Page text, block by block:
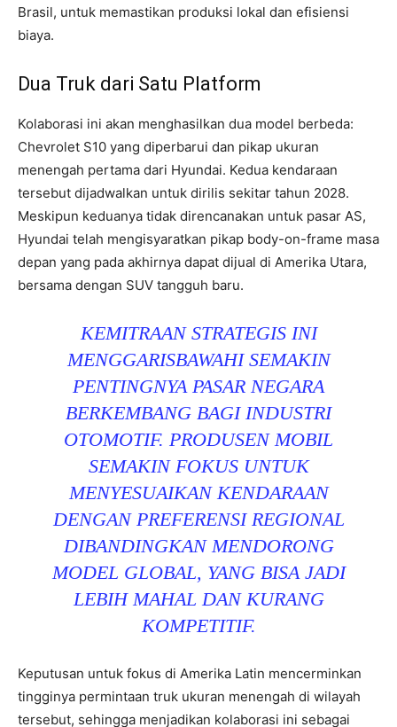
Brasil, untuk memastikan produksi lokal dan efisiensi
biaya.
Dua Truk dari Satu Platform
Kolaborasi ini akan menghasilkan dua model berbeda:
Chevrolet S10 yang diperbarui dan pikap ukuran
menengah pertama dari Hyundai. Kedua kendaraan
tersebut dijadwalkan untuk dirilis sekitar tahun 2028.
Meskipun keduanya tidak direncanakan untuk pasar AS,
Hyundai telah mengisyaratkan pikap body-on-frame masa
depan yang pada akhirnya dapat dijual di Amerika Utara,
bersama dengan SUV tangguh baru.
KEMITRAAN STRATEGIS INI
MENGGARISBAWAHI SEMAKIN
PENTINGNYA PASAR NEGARA
BERKEMBANG BAGI INDUSTRI
OTOMOTIF. PRODUSEN MOBIL
SEMAKIN FOKUS UNTUK
MENYESUAIKAN KENDARAAN
DENGAN PREFERENSI REGIONAL
DIBANDINGKAN MENDORONG
MODEL GLOBAL, YANG BISA JADI
LEBIH MAHAL DAN KURANG
KOMPETITIF.
Keputusan untuk fokus di Amerika Latin mencerminkan
tingginya permintaan truk ukuran menengah di wilayah
tersebut, sehingga menjadikan kolaborasi ini sebagai